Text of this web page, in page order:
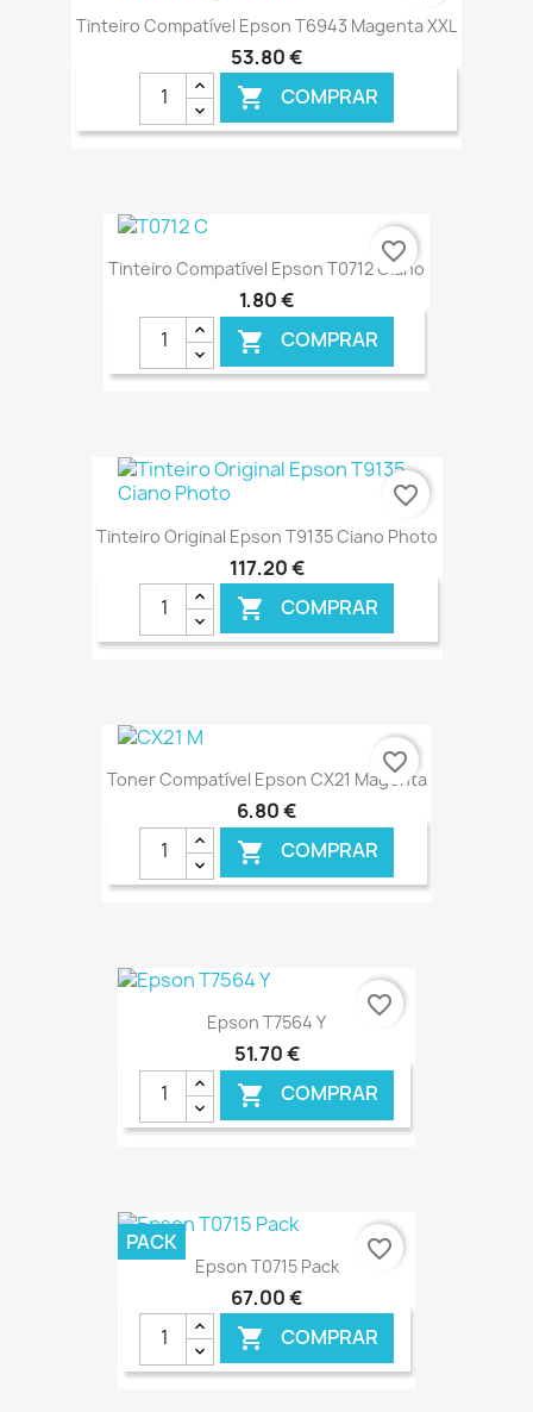
Tinteiro Compatível Epson T6943 Magenta XXL
53,80 €
 COMPRAR
Tinteiro Compatível Epson T0712 Ciano
1,80 €
 COMPRAR
€ ONLINE
favorite_border
Tinteiro Original Epson T9135 Ciano Photo
117,20 €
 COMPRAR
favorite_border
Toner Compatível Epson CX21 Magenta
6,80 €
 COMPRAR
€ ONLINE
favorite_border
Epson T7564 Y
51,70 €
 COMPRAR
€ ONLINE
favorite_border
Epson T0715 Pack
67,00 €
 COMPRAR
PACK favorite_border